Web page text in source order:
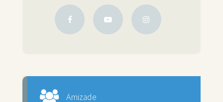
Amizade